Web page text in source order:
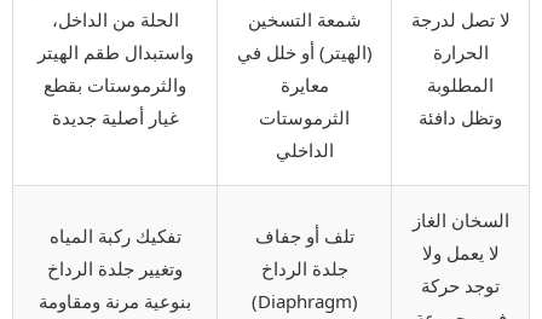
لا تصل لدرجة
الحرارة
المطلوبة
وتظل دافئة
شمعة التسخين
(الهيتر) أو خلل في
معايرة
الثرموستات
الداخلي
الحلة من الداخل،
واستبدال طقم الهيتر
والثرموستات بقطع
غيار أصلية جديدة
السخان الغاز
لا يعمل ولا
توجد حركة
تلف أو جفاف
جلدة الرداخ
(Diaphragm)
تفكيك ركبة المياه
وتغيير جلدة الرداخ
بنوعية مرنة ومقاومة